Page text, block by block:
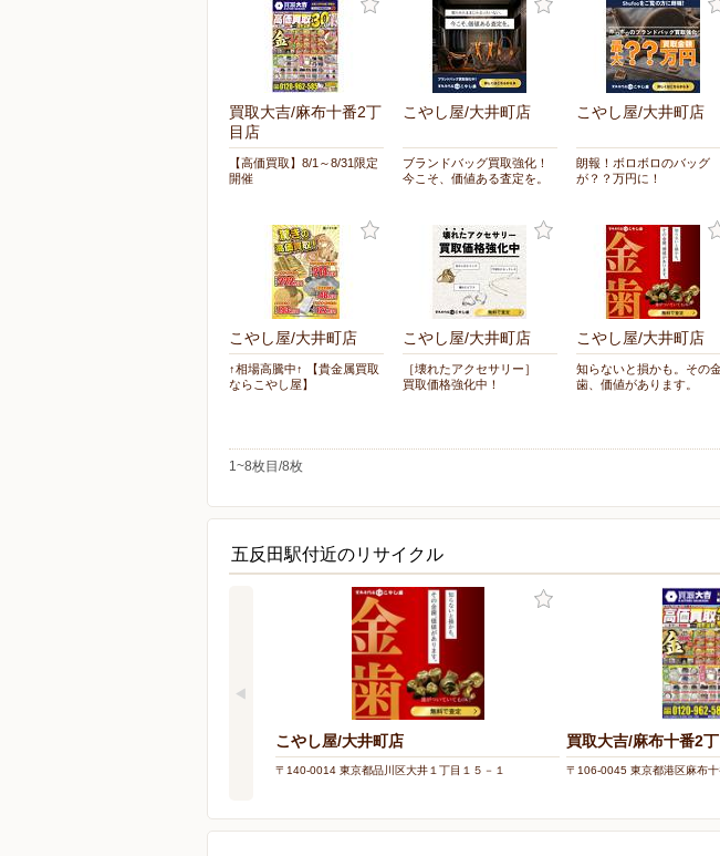
買取大吉/麻布十番2丁
目店
【高価買取】8/1～8/31限定
開催
こやし屋/大井町店
ブランドバッグ買取強化！
今こそ、価値ある査定を。
こやし屋/大井町店
朗報！ボロボロのバッグ
が？？万円に！
こやし屋/大井町店
↑相場高騰中↑ 【貴金属買取
ならこやし屋】
こやし屋/大井町店
［壊れたアクセサリー］
買取価格強化中！
こやし屋/大井町店
知らないと損かも。その
歯、価値があります。
1~8枚目/8枚
五反田駅付近のリサイクル
こやし屋/大井町店
〒140-0014 東京都品川区大井１丁目１５－１
買取大吉/麻布十番2
〒106-0045 東京都港区麻布